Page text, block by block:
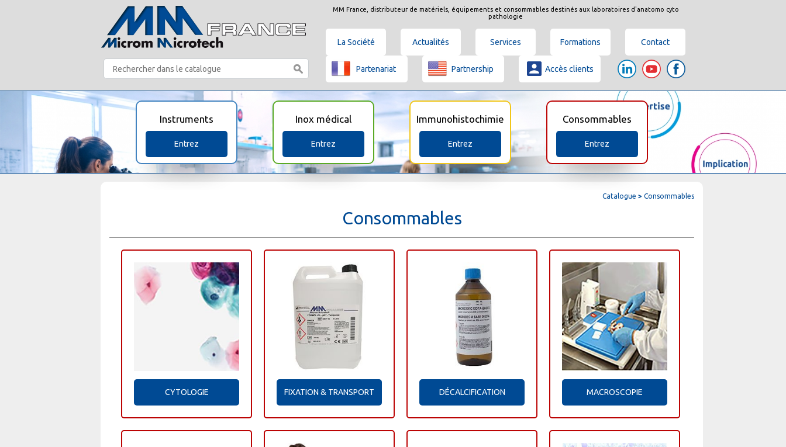
MM France, distributeur de matériels, équipements et consommables destinés aux laboratoires d'anatomo cyto
pathologie
La Société Actualités Services Formations Contact
Partenariat Partnership Accès clients
Instruments
Entrez
Inox médical
Entrez
Immunohistochimie
Entrez
Consommables
Entrez
Consommables
Catalogue > Consommables
CYTOLOGIE FIXATION & TRANSPORT DÉCALCIFICATION MACROSCOPIE